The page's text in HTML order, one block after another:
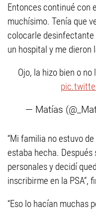
Entonces continué con
muchísimo. Tenía que
colocarle
un hospital y me dieron
Ojo, la hizo bien o
— Matías
“Mi familia no estuvo
estaba hecha.
personales y decidí
inscribirme en la PSA”,
“Eso lo hacían muchas